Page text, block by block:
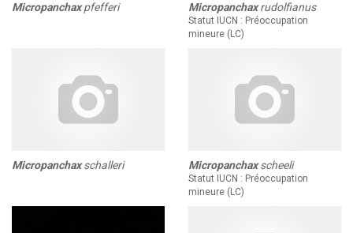
Micropanchaxpfefferi Micropanchaxrudolfianus
Statut IUCN : Préoccupation
mineure (LC)
Micropanchaxschalleri Micropanchaxscheeli
Statut IUCN : Préoccupation
mineure (LC)